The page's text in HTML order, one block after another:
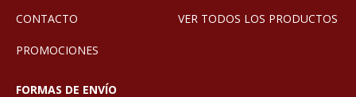
CONTACTO
VER TODOS LOS PRODUCTOS
PROMOCIONES
FORMAS DE ENVÍO